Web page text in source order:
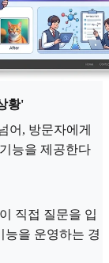
황'
어, 방문자에게
능을 제공한다
직접 질문을 입
을 운영하는 경